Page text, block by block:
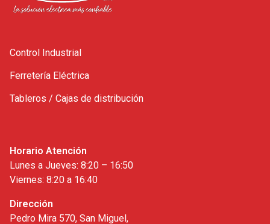
Control Industrial
Ferretería Eléctrica
Tableros / Cajas de distribución
Horario Atención
Lunes a Jueves: 8:20 – 16:50
Viernes: 8:20 a 16:40
Dirección
Pedro Mira 570, San Miguel,